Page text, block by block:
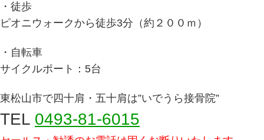
・徒歩
ピオニウォークから徒歩3分（約２００ｍ）
・自転車
サイクルポート：5台
東松山市で四十肩・五十肩は”いでうら接骨院”
TEL 0493-81-6015